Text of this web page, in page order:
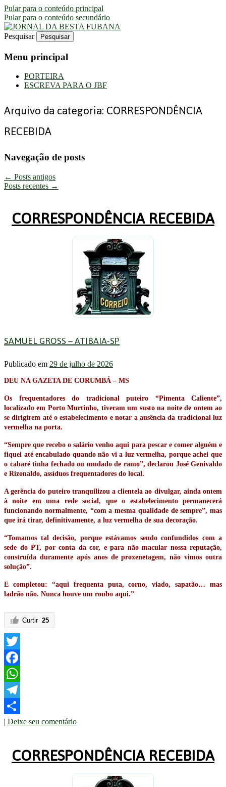
Pular para o conteúdo principal
Pular para o conteúdo secundário
JORNAL DA BESTA FUBANA
Uma Gazeta Escrota
Pesquisar
Menu principal
PORTEIRA
ESCREVA PARA O JBF
Arquivo da categoria:CORRESPONDÊNCIA
RECEBIDA
Navegação de posts
← Posts antigos
Posts recentes →
CORRESPONDÊNCIA RECEBIDA
SAMUEL GROSS – ATIBAIA-SP
Publicado em 29 de julho de 2026
DEU NA GAZETA DE CORUMBÁ – MS
Os frequentadores do tradicional puteiro “Pimenta Caliente”,
localizado em Porto Murtinho, tiveram um susto na noite de ontem ao
se dirigirem até o estabelecimento e notar a ausência da tradicional luz
vermelha na porta.
“Sempre que recebo o salário venho aqui para pescar e comer alguém e
fiquei até encabulado quando não vi a luz vermelha, porque achei que
o cabaré tinha fechado ou mudado de ramo”, declarou José Genivaldo
e Rizonaldo, assíduos frequentadores do local.
A gerência do puteiro tranquilizou a clientela ao divulgar, ainda ontem
à noite em uma rede social, que o estabelecimento permanecerá
funcionando normalmente, “com a mesma qualidade de sempre”, mas
que irá tirar, definitivamente, a luz vermelha de sua decoração.
“Tomamos tal decisão, porque estávamos sendo confundidos com a
sede do PT, por conta da cor, e para não macular nossa reputação,
construída duramente após anos de proxenetagem, não vimos outra
solução”.
E completou: “aqui frequenta puta, corno, viado, sapatão… mas
ladrão não. Nunca houve um roubo aqui.”
Curtir 25
Twitter
Facebook
WhatsApp
Telegram
Share
| Deixe seu comentário
CORRESPONDÊNCIA RECEBIDA